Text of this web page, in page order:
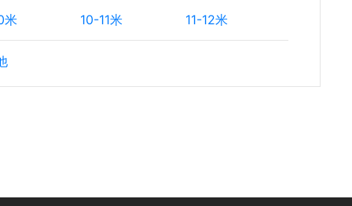
米 10-11米 11-12米